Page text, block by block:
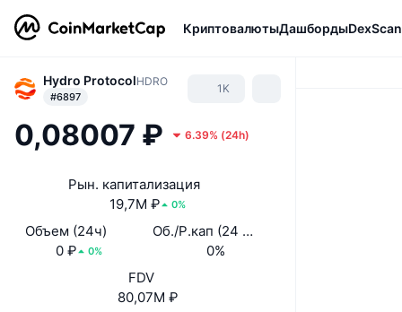
КриптовалютыДашбордыDexScan
Hydro ProtocolHDRO
#6897
1K
0,08007 ₽ 6.39% (24h)
Рын. капитализация
19,7M ₽
0%
Объем (24ч)
0 ₽
0%
Об./Р.кап (24 ч.)
0%
FDV
80,07M ₽